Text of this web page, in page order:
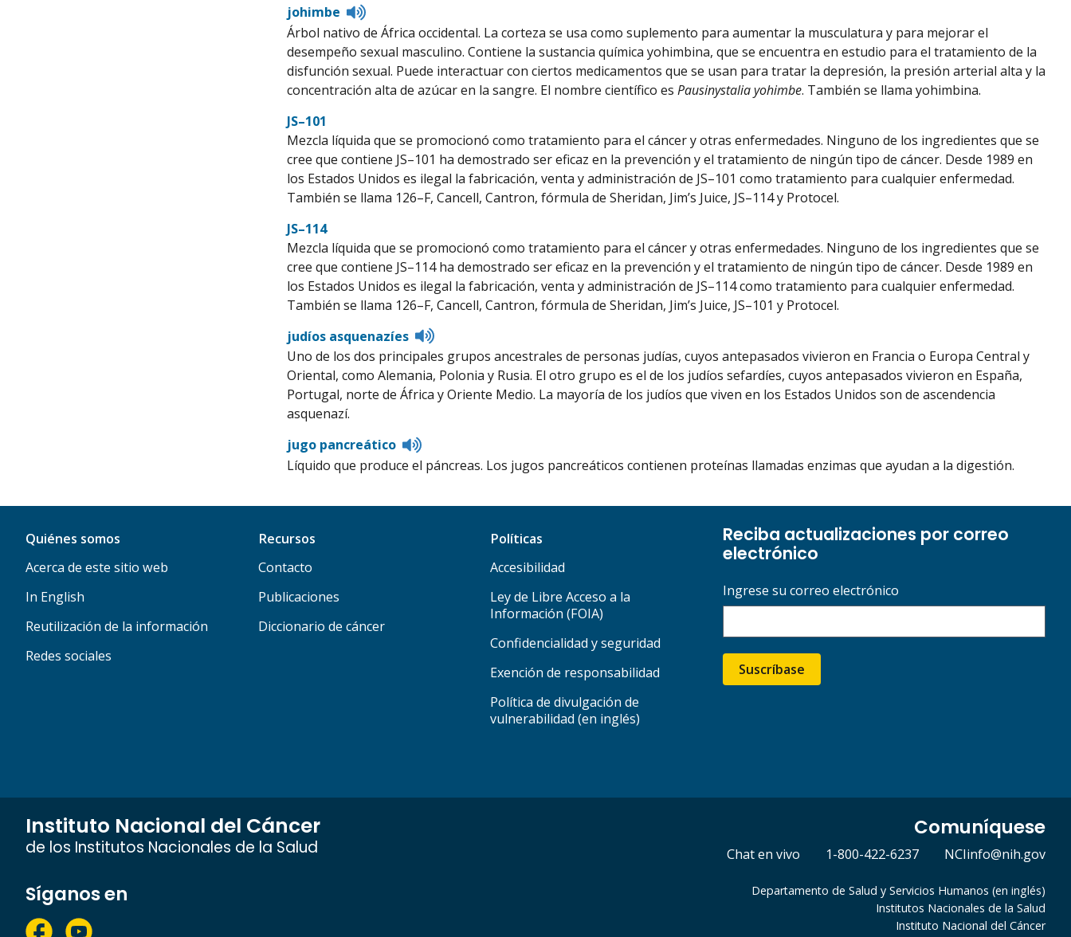
johimbe
Listen
to
pronunciation
Árbol nativo de África occidental. La corteza se usa como suplemento para aumentar la musculatura y para mejorar el
desempeño sexual masculino. Contiene la sustancia química yohimbina, que se encuentra en estudio para el tratamiento de la
disfunción sexual. Puede interactuar con ciertos medicamentos que se usan para tratar la depresión, la presión arterial alta y la
concentración alta de azúcar en la sangre. El nombre científico es Pausinystalia yohimbe. También se llama yohimbina.
JS–101
Mezcla líquida que se promocionó como tratamiento para el cáncer y otras enfermedades. Ninguno de los ingredientes que se
cree que contiene JS–101 ha demostrado ser eficaz en la prevención y el tratamiento de ningún tipo de cáncer. Desde 1989 en
los Estados Unidos es ilegal la fabricación, venta y administración de JS–101 como tratamiento para cualquier enfermedad.
También se llama 126–F, Cancell, Cantron, fórmula de Sheridan, Jim’s Juice, JS–114 y Protocel.
JS–114
Mezcla líquida que se promocionó como tratamiento para el cáncer y otras enfermedades. Ninguno de los ingredientes que se
cree que contiene JS–114 ha demostrado ser eficaz en la prevención y el tratamiento de ningún tipo de cáncer. Desde 1989 en
los Estados Unidos es ilegal la fabricación, venta y administración de JS–114 como tratamiento para cualquier enfermedad.
También se llama 126–F, Cancell, Cantron, fórmula de Sheridan, Jim’s Juice, JS–101 y Protocel.
judíos asquenazíes
Listen
pronunciation
Uno de los dos principales grupos ancestrales de personas judías, cuyos antepasados vivieron en Francia o Europa Central y
Oriental, como Alemania, Polonia y Rusia. El otro grupo es el de los judíos sefardíes, cuyos antepasados vivieron en España,
Portugal, norte de África y Oriente Medio. La mayoría de los judíos que viven en los Estados Unidos son de ascendencia
asquenazí.
jugo pancreático
Listen
to
pronunciation
Líquido que produce el páncreas. Los jugos pancreáticos contienen proteínas llamadas enzimas que ayudan a la digestión.
Quiénes somos
Acerca de este sitio web
In English
Reutilización de la información
Redes sociales
Recursos
Contacto
Publicaciones
Diccionario de cáncer
Políticas
Accesibilidad
Ley de Libre Acceso a la
Información (FOIA)
Confidencialidad y seguridad
Exención de responsabilidad
Política de divulgación de
vulnerabilidad (en inglés)
Reciba actualizaciones por correo
electrónico
Ingrese su correo electrónico
Suscríbase
Instituto Nacional del Cáncer
de los Institutos Nacionales de la Salud
Comuníquese
Chat en vivo 1-800-422-6237 NCIinfo@nih.gov
Síganos en
Departamento de Salud y Servicios Humanos (en inglés)
Institutos Nacionales de la Salud
Instituto Nacional del Cáncer